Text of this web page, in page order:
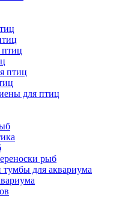
птиц
для птиц
рыб
для аквариума